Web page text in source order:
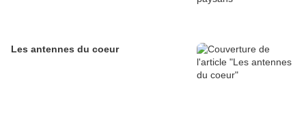
Les antennes du coeur